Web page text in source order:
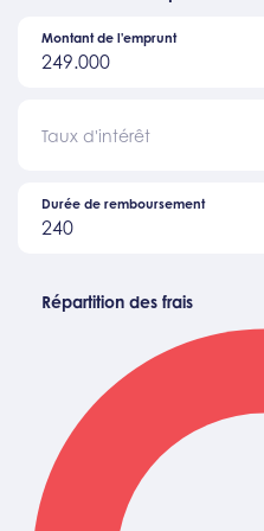
249.000
Montant de l'emprunt
Taux d'intérêt
240
Durée de remboursement
Répartition des frais